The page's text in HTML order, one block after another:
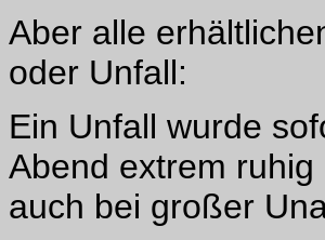
Aber alle
oder Unfall:
Ein Unfall wurde
Abend extrem
auch bei großer